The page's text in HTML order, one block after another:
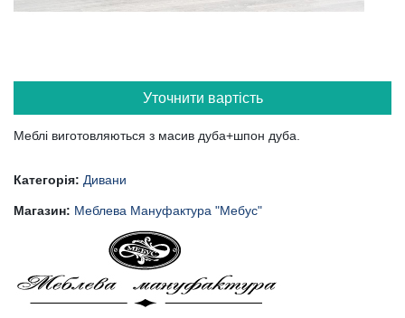
Уточнити вартість
Меблі виготовляються з масив дуба+шпон дуба.
Категорія: Дивани
Магазин: Меблева Мануфактура "Мебус"